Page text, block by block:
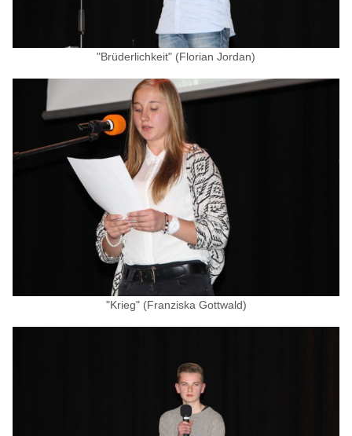
"Brüderlichkeit" (Florian Jordan)
"Krieg" (Franziska Gottwald)